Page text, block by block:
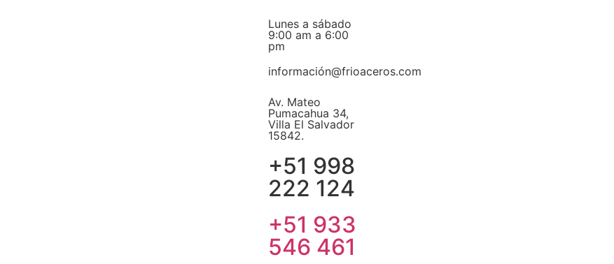
Lunes a sábado
9:00 am a 6:00
pm
información@frioaceros.com
Av. Mateo
Pumacahua 34,
Villa El Salvador
15842.
+51 998
222 124
+51 933
546 461